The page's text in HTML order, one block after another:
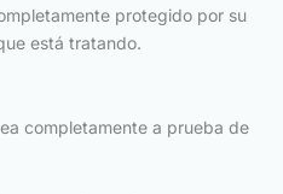
protegido por su
está tratando.
completamente a prueba de